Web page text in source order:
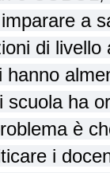
a
di livello
ha
è
i